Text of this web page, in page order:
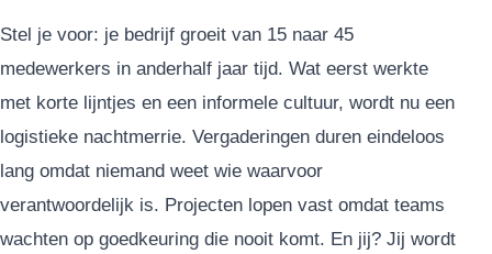
Stel je voor: je bedrijf groeit van 15 naar 45
medewerkers in anderhalf jaar tijd. Wat eerst werkte
met korte lijntjes en een informele cultuur, wordt nu een
logistieke nachtmerrie. Vergaderingen duren eindeloos
lang omdat niemand weet wie waarvoor
verantwoordelijk is. Projecten lopen vast omdat teams
wachten op goedkeuring die nooit komt. En jij? Jij wordt